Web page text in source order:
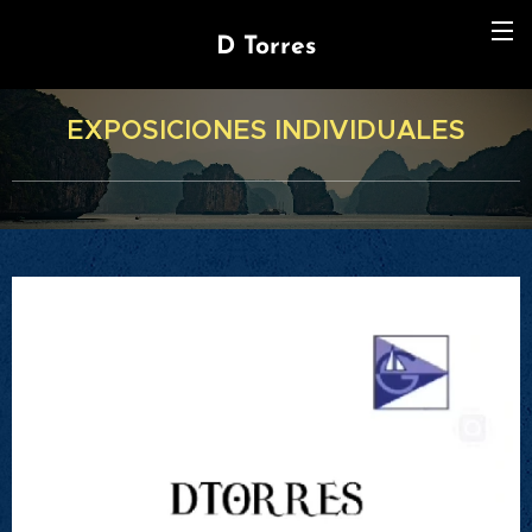
D Torres
EXPOSICIONES INDIVIDUALES